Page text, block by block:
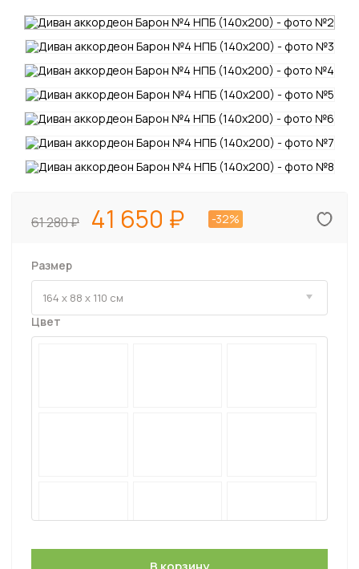
61 280 41 650 -32%
Размер
Цвет